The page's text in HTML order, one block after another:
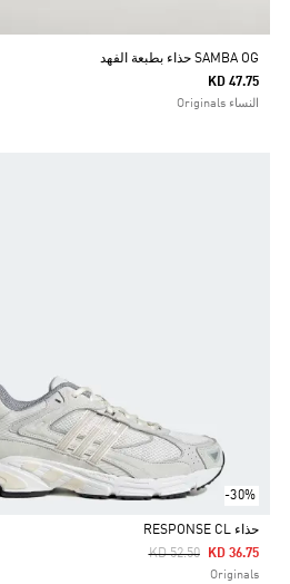
SAMBA OG حذاء بطبعة الفهد
KD 47.75
النساء Originals
-30%
Selected
حذاء RESPONSE CL
Price Reduced From
KD 52.50ToKD 36.75
Originals